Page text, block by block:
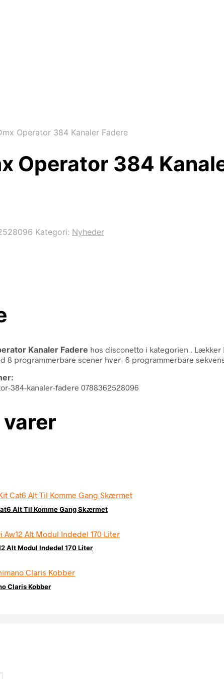
Operator 384 Kanaler Fadere
Operator 384
Kategori: Nyheder
Kanaler Fadere hos disconetto i kategorien
.
8 programmerbare scener hver- 6 programmerbare
384-kanaler-fadere 0788362528096
Alt Til Komme Gang Skærmet
Alt Modul Indedel 170 Liter
Claris Kobber